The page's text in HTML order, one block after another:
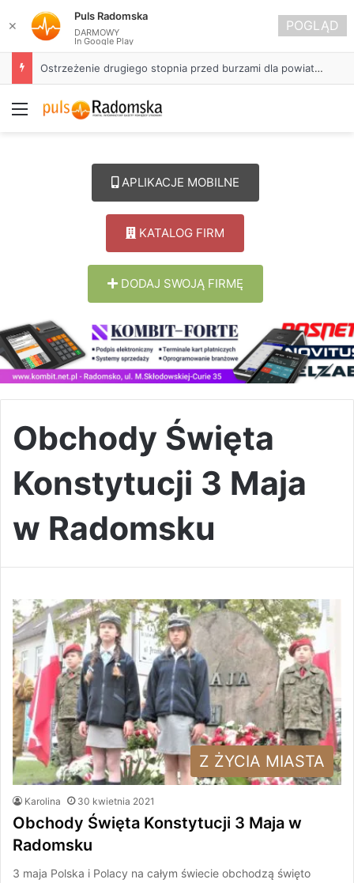
Ostrzeżenie drugiego stopnia przed burzami dla powiatu radomszczańskiego
Menu
APLIKACJE MOBILNE
KATALOG FIRM
DODAJ SWOJĄ FIRMĘ
Obchody Święta
Konstytucji 3 Maja
w Radomsku
Z ŻYCIA MIASTA
Karolina 30 kwietnia 2021
Obchody Święta Konstytucji 3 Maja w
Radomsku
3 maja Polska i Polacy na całym świecie obchodzą święto
✕
Puls Radomska
DARMOWY
In Google Play
POGLĄD